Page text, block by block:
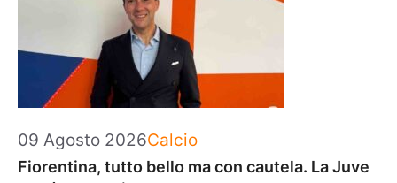
09 Agosto 2026Categorie
Calcio
Fiorentina, tutto bello ma con cautela. La Juve